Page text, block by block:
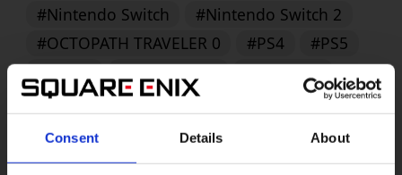
Consent Details About
#Nintendo Switch
#Nintendo Switch 2
#OCTOPATH TRAVELER 0
#PS4
#PS5
#Steam
#XBOX on PC #Xbox X|S